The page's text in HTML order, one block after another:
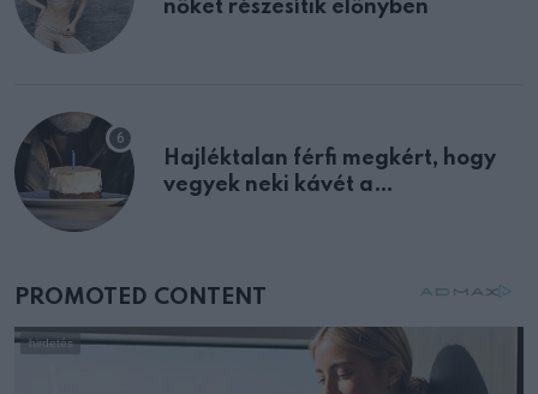
nőket részesítik előnyben
Hajléktalan férfi megkért, hogy
vegyek neki kávét a